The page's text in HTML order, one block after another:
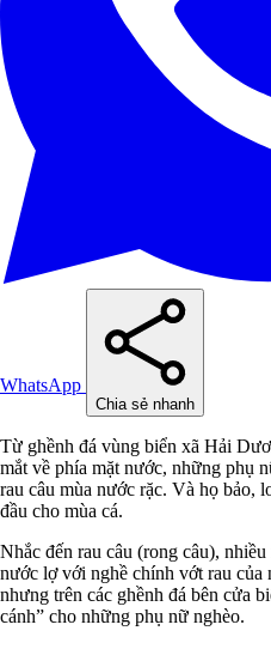
WhatsApp
Chia sẻ nhanh
Từ ghềnh đá vùng biển xã Hải
mắt về phía mặt nước, những phụ
rau câu mùa nước rặc. Và họ bảo,
đầu cho mùa cá.
Nhắc đến rau câu (rong câu),
nước lợ với nghề chính vớt rau của
nhưng trên các ghềnh đá bên cửa
cánh” cho những phụ nữ nghèo.